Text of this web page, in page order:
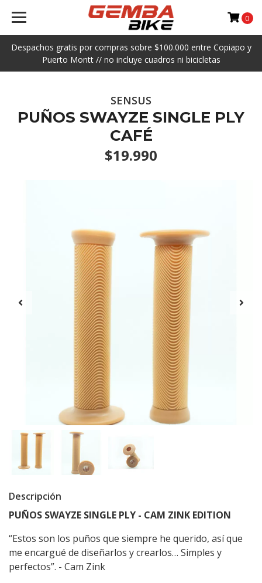
Despachos gratis por compras sobre $100.000 entre Copiapo y
Puerto Montt // no incluye cuadros ni bicicletas
0
SENSUS
PUÑOS SWAYZE SINGLE PLY
CAFÉ
$19.990
Descripción
PUÑOS SWAYZE SINGLE PLY - CAM ZINK EDITION
“Estos son los puños que siempre he querido, así que
me encargué de diseñarlos y crearlos… Simples y
perfectos”. - Cam Zink